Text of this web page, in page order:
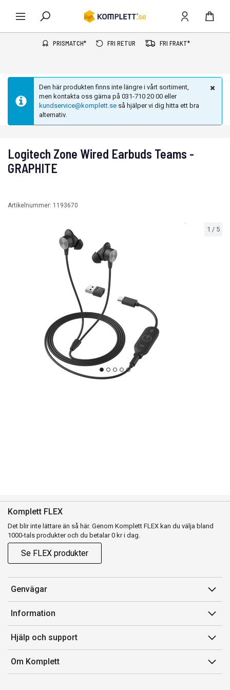
PRISMATCH* FRI RETUR FRI FRAKT*
Den här produkten finns inte längre i vårt sortiment,
men kontakta oss gärna på 031-710 20 00 eller
kundservice@komplett.se så hjälper vi dig hitta ett bra
alternativ.
1 / 5
Logitech Zone Wired Earbuds Teams -
GRAPHITE
Artikelnummer: 1193670
Komplett FLEX
Det blir inte lättare än så här. Genom Komplett FLEX kan du välja bland
1000-tals produkter och du betalar 0 kr i dag.
Se FLEX produkter
Genvägar
Konto
Orderhistorik
Presentkort
Komplett Club
Information
Försäljningsvillkor
Medlemsvillkor for Komplett Club
Lediga tjänster
Hjälp och support
Kontakta oss
Kundservice
Om Komplett